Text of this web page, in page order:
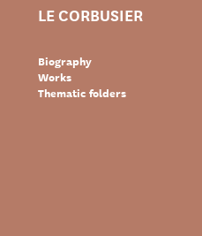
LE CORBUSIER
Biography
Works
Thematic folders